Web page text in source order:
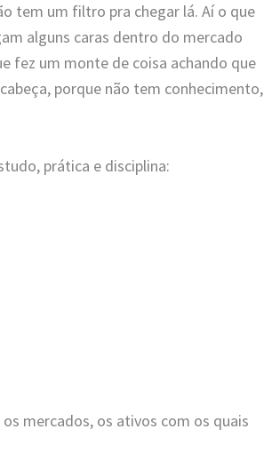
tem um filtro pra chegar lá. Aí o que
alguns caras dentro do mercado
fez um monte de coisa achando que
porque não tem conhecimento,
prática e disciplina:
mercados, os ativos com os quais